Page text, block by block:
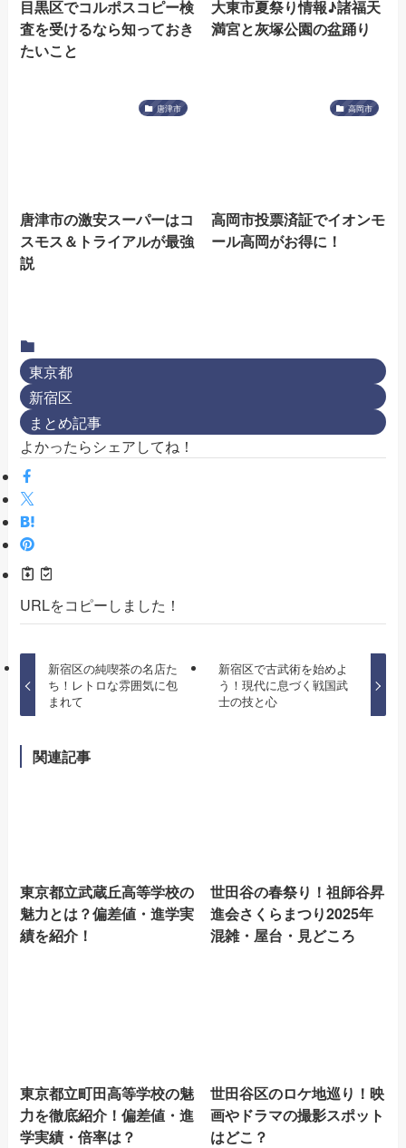
目黒区でコルポスコピー検
査を受けるなら知っておき
たいこと
大東市夏祭り情報♪諸福天
満宮と灰塚公園の盆踊り
唐津市
唐津市の激安スーパーはコ
スモス＆トライアルが最強
説
高岡市
高岡市投票済証でイオンモ
ール高岡がお得に！
東京都
新宿区
まとめ記事
よかったらシェアしてね！
URLをコピーしました！
新宿区の純喫茶の名店た
ち！レトロな雰囲気に包
まれて
新宿区で古武術を始めよ
う！現代に息づく戦国武
士の技と心
関連記事
東京都立武蔵丘高等学校の
魅力とは？偏差値・進学実
績を紹介！
世田谷の春祭り！祖師谷昇
進会さくらまつり2025年
混雑・屋台・見どころ
東京都立町田高等学校の魅
力を徹底紹介！偏差値・進
学実績・倍率は？
世田谷区のロケ地巡り！映
画やドラマの撮影スポット
はどこ？